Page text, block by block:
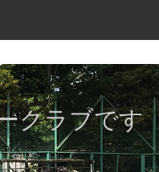
クラブです